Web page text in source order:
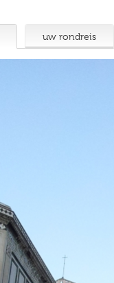
uw rondreis